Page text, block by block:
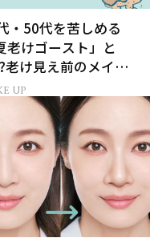
・50代を苦しめる
老けゴースト」と
老け見え前のメイク
れ＆くすみ対策
UP